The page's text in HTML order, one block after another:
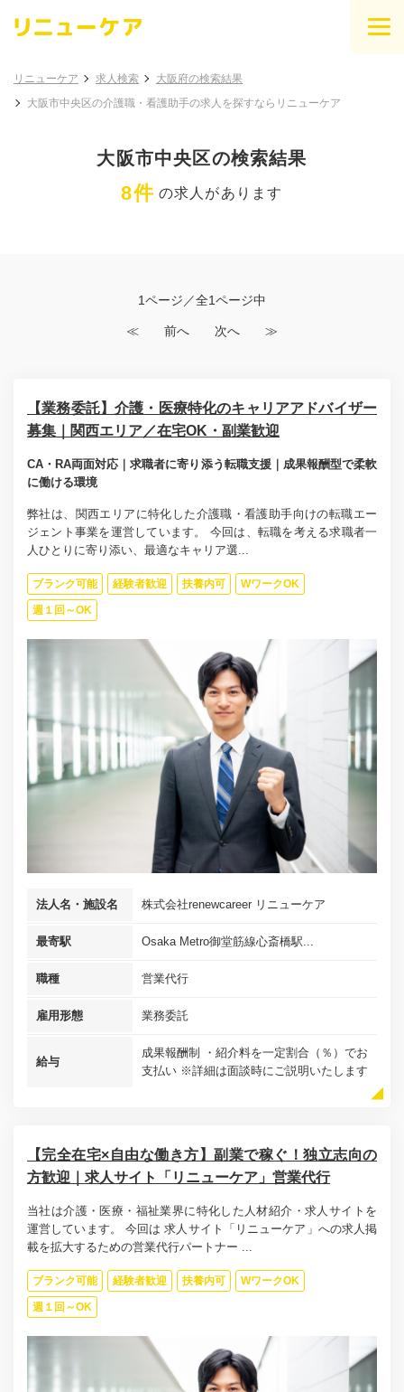
リニューケア 求人検索
大阪府の検索結果
大阪市中央区の介護職・看護助手の求人を探すならリニューケア
大阪市中央区の検索結果
8件 の求人があります
1ページ／全1ページ中
≪ 前へ 次へ ≫
【業務委託】介護・医療特化のキャリアアドバイザー
募集｜関西エリア／在宅OK・副業歓迎
CA・RA両面対応｜求職者に寄り添う転職支援｜成果報酬型で柔軟
に働ける環境
弊社は、関西エリアに特化した介護職・看護助手向けの転職エー
ジェント事業を運営しています。 今回は、転職を考える求職者一
人ひとりに寄り添い、最適なキャリア選...
ブランク可能 経験者歓迎 扶養内可 WワークOK
週１回～OK
法人名・施設名 株式会社renewcareer リニューケア
最寄駅 Osaka Metro御堂筋線心斎橋駅...
職種 営業代行
雇用形態 業務委託
給与
成果報酬制 ・紹介料を一定割合（％）でお
支払い ※詳細は面談時にご説明いたします
【完全在宅×自由な働き方】副業で稼ぐ！独立志向の
方歓迎｜求人サイト「リニューケア」営業代行
当社は介護・医療・福祉業界に特化した人材紹介・求人サイトを
運営しています。 今回は 求人サイト「リニューケア」への求人掲
載を拡大するための営業代行パートナー ...
ブランク可能 経験者歓迎 扶養内可 WワークOK
週１回～OK